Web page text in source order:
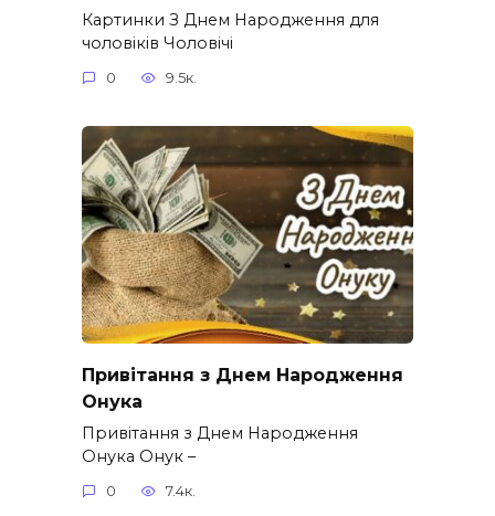
Картинки З Днем Народження для
чоловіків​ Чоловічі
0 9.5к.
Привітання з Днем Народження
Онука
Привітання з Днем Народження
Онука Онук –
0 7.4к.